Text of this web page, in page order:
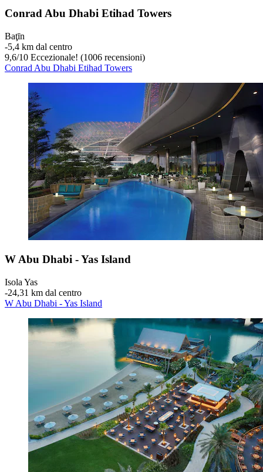
Conrad Abu Dhabi Etihad Towers
Baţīn
‐5,4 km dal centro
9,6/10 Eccezionale! (1006 recensioni)
Conrad Abu Dhabi Etihad Towers
W Abu Dhabi - Yas Island
Isola Yas
‐24,31 km dal centro
W Abu Dhabi - Yas Island